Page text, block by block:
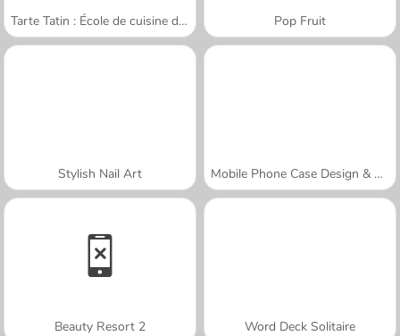
Tarte Tatin : École de cuisine de Sara Pop Fruit
Stylish Nail Art Mobile Phone Case Design & DIY
Beauty Resort 2 Word Deck Solitaire